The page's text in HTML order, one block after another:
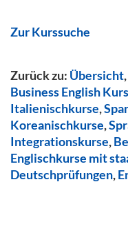
Zur Kurssuche
Zurück zu: Übersicht,
Business English
Italienischkurse,
Koreanischkurse,
Integrationskurse,
Englischkurse mit
Deutschprüfungen,